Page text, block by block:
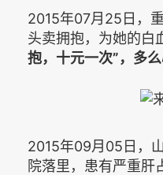
2015年07月25日，
头卖拥抱，为她的白
抱，十元一次”，多么
2015年09月05日，
院落里，患有严重肝